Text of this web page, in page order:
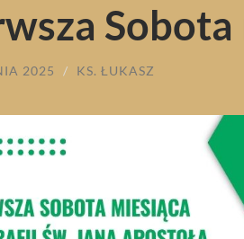
Sobota
2025 / KS. ŁUKASZ